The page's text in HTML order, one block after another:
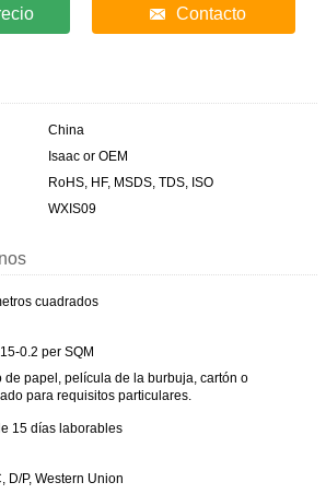
Contacto
China
Isaac or OEM
RoHS, HF, MSDS, TDS, ISO
WXIS09
cuadrados
0.2 per SQM
de papel, película de la burbuja, cartón o
para requisitos particulares.
15 días laborables
D/P, Western Union